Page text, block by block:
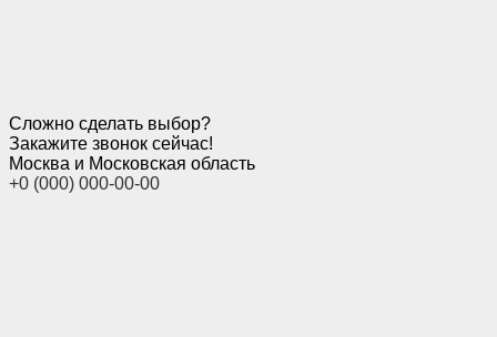
Сложно сделать выбор?
Закажите звонок сейчас!
Москва и Московская область
+0 (000) 000-00-00